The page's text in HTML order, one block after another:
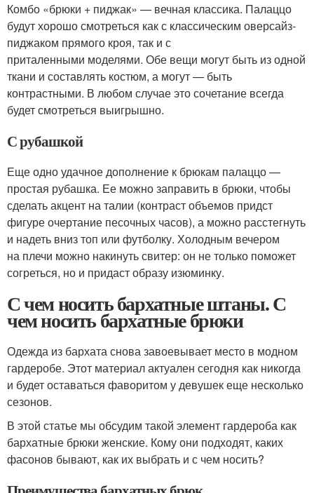
Комбо «брюки + пиджак» — вечная классика. Палаццо
будут хорошо смотреться как с классическим оверсайз-
пиджаком прямого кроя, так и с
приталенными моделями. Обе вещи могут быть из одной
ткани и составлять костюм, а могут — быть
контрастными. В любом случае это сочетание всегда
будет смотреться выигрышно.
С рубашкой
Еще одно удачное дополнение к брюкам палаццо —
простая рубашка. Ее можно заправить в брюки, чтобы
сделать акцент на талии (контраст объемов придст
фигуре очертание песочных часов), а можно расстегнуть
и надеть вниз топ или футболку. Холодным вечером
на плечи можно накинуть свитер: он не только поможет
согреться, но и придаст образу изюминку.
С чем носить бархатные штаны. С
чем носить бархатные брюки
Одежда из бархата снова завоевывает место в модном
гардеробе. Этот материал актуален сегодня как никогда
и будет оставаться фаворитом у девушек еще несколько
сезонов.
В этой статье мы обсудим такой элемент гардероба как
бархатные брюки женские. Кому они подходят, каких
фасонов бывают, как их выбрать и с чем носить?